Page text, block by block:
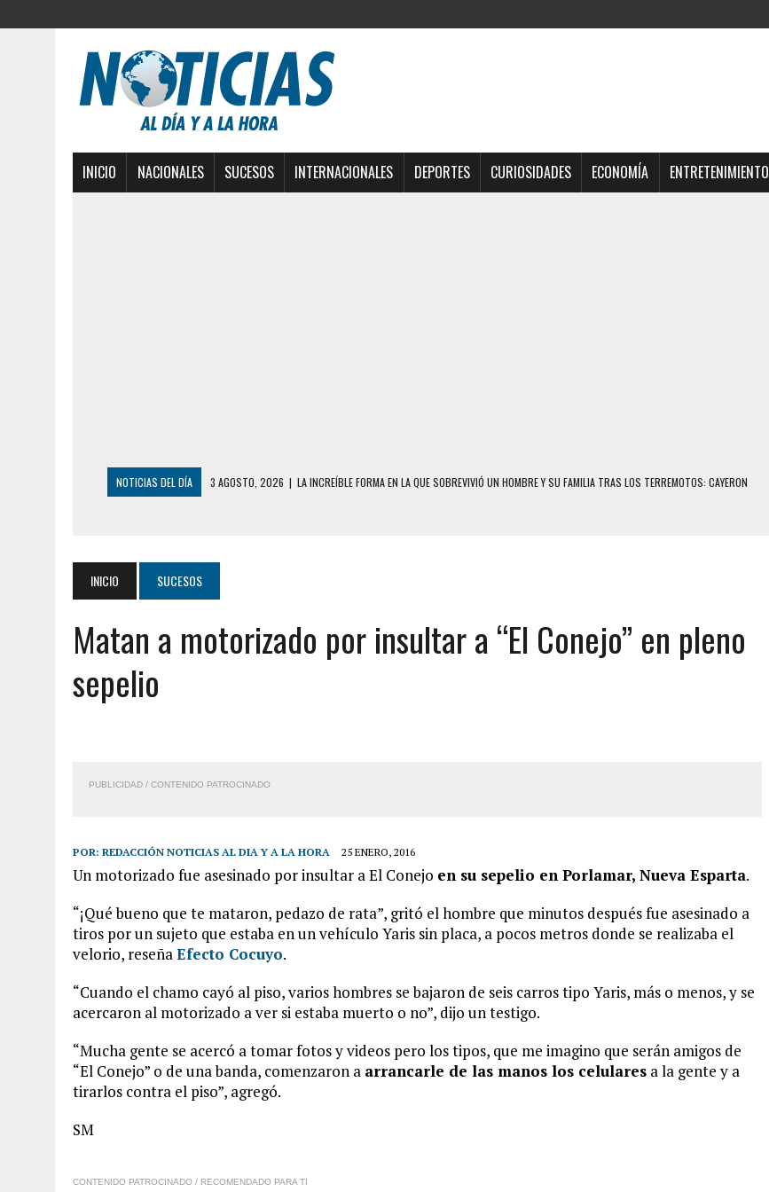
INICIO NACIONALES SUCESOS INTERNACIONALES DEPORTES CURIOSIDADES ECONOMÍA ENTRETENIMIENTO
NOTICIAS DEL DÍA 3 AGOSTO, 2026 | LA INCREÍBLE FORMA EN LA QUE SOBREVIVIÓ UN HOMBRE Y SU FAMILIA TRAS LOS TERREMOTOS: CAYERON
2 AGOSTO, 2026 | COLAPSÓ TECHO DE UNA VIVIENDA EN EL CENTRO DE CARACAS CON MÁS DE 20 PERSONAS ADENTRO
FALCÓN: MUJER ATACÓ CON UN CUCHILLO A SUS HIJOS, UNO PERDIÓ LA VIDA
2 AGOSTO, 2026 | CONMOCIÓN EN CHILE POR BRUTAL CRIMEN CONTRA ADOLESCENTE VENEZOLANO: AUTOR MATERIAL SE MANTIENE EN FUGA
1 AGOSTO, 2026
INICIO SUCESOS
Matan a motorizado por insultar a “El Conejo” en pleno
sepelio
PUBLICIDAD / CONTENIDO PATROCINADO
POR: REDACCIÓN NOTICIAS AL DIA Y A LA HORA 25 ENERO, 2016
Un motorizado fue asesinado por insultar a El Conejo en su sepelio en Porlamar, Nueva Esparta.
“¡Qué bueno que te mataron, pedazo de rata”, gritó el hombre que minutos después fue asesinado a
tiros por un sujeto que estaba en un vehículo Yaris sin placa, a pocos metros donde se realizaba el
velorio, reseñaEfecto Cocuyo.
“Cuando el chamo cayó al piso, varios hombres se bajaron de seis carros tipo Yaris, más o menos, y se
acercaron al motorizado a ver si estaba muerto o no”, dijo un testigo.
“Mucha gente se acercó a tomar fotos y videos pero los tipos, que me imagino que serán amigos de
“El Conejo” o de una banda, comenzaron a arrancarle de las manos los celulares a la gente y a
tirarlos contra el piso”, agregó.
SM
CONTENIDO PATROCINADO / RECOMENDADO PARA TI